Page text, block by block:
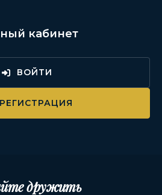
кабинет
ВОЙТИ
РЕГИСТРАЦИЯ
дружить